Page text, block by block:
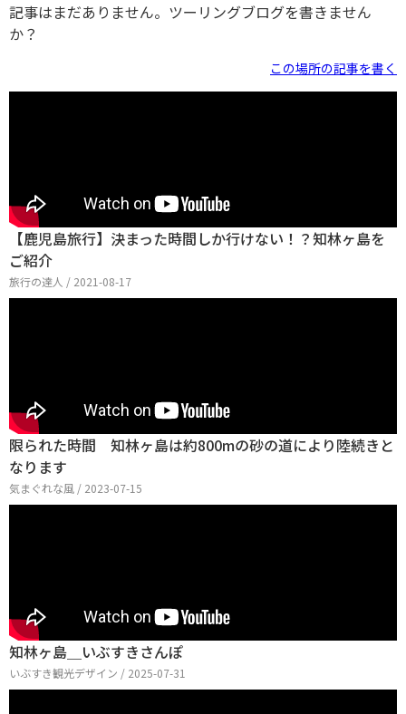
記事はまだありません。ツーリングブログを書きません
か？
この場所の記事を書く
【鹿児島旅行】決まった時間しか行けない！？知林ヶ島を
ご紹介
旅行の達人 / 2021-08-17
限られた時間 知林ヶ島は約800mの砂の道により陸続きと
なります
気まぐれな風 / 2023-07-15
知林ヶ島＿いぶすきさんぽ
いぶすき観光デザイン / 2025-07-31